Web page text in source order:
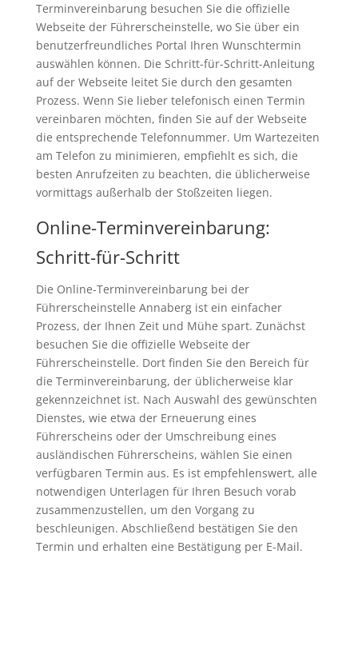
Terminvereinbarung besuchen Sie die offizielle
Webseite der Führerscheinstelle, wo Sie über ein
benutzerfreundliches Portal Ihren Wunschtermin
auswählen können. Die Schritt-für-Schritt-Anleitung
auf der Webseite leitet Sie durch den gesamten
Prozess. Wenn Sie lieber telefonisch einen Termin
vereinbaren möchten, finden Sie auf der Webseite
die entsprechende Telefonnummer. Um Wartezeiten
am Telefon zu minimieren, empfiehlt es sich, die
besten Anrufzeiten zu beachten, die üblicherweise
vormittags außerhalb der Stoßzeiten liegen.
Online-Terminvereinbarung:
Schritt-für-Schritt
Die Online-Terminvereinbarung bei der
Führerscheinstelle Annaberg ist ein einfacher
Prozess, der Ihnen Zeit und Mühe spart. Zunächst
besuchen Sie die offizielle Webseite der
Führerscheinstelle. Dort finden Sie den Bereich für
die Terminvereinbarung, der üblicherweise klar
gekennzeichnet ist. Nach Auswahl des gewünschten
Dienstes, wie etwa der Erneuerung eines
Führerscheins oder der Umschreibung eines
ausländischen Führerscheins, wählen Sie einen
verfügbaren Termin aus. Es ist empfehlenswert, alle
notwendigen Unterlagen für Ihren Besuch vorab
zusammenzustellen, um den Vorgang zu
beschleunigen. Abschließend bestätigen Sie den
Termin und erhalten eine Bestätigung per E-Mail.